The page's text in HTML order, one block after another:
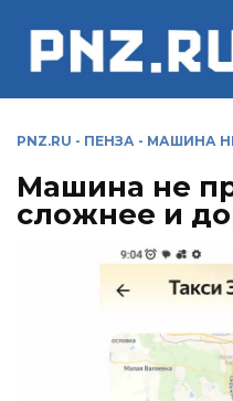
PNZ.RU - ПЕНЗА - МАШИНА
Машина не
сложнее и